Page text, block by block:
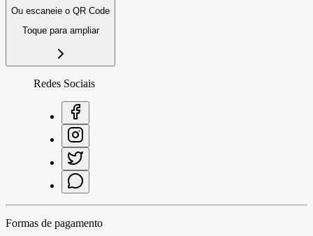
Ou escaneie o QR Code
Toque para ampliar
Redes Sociais
Formas de pagamento